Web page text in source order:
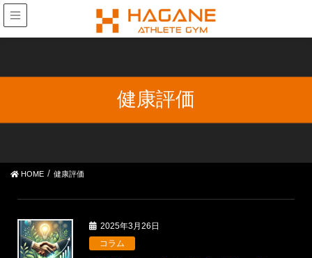
健康評価
HOME 健康評価
2025年3月26日
コラム